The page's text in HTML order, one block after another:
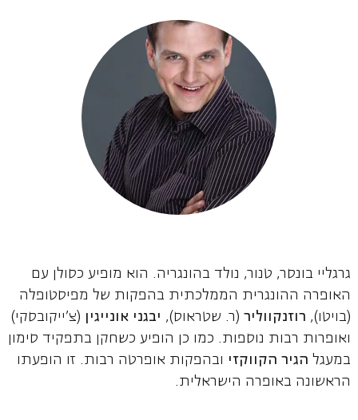
גרגליי בונסר, טנור, נולד בהונגריה. הוא מופיע כסולן עם
האופרה ההונגרית הממלכתית בהפקות של מפיסטופלה
(בויטו), רוזנקווליר(ר. שטראוס), יבגני אונייגין (צ'ייקובסקי)
ואופרות רבות נוספות. כמו כן הופיע כשחקן בתפקיד סימון
במעגל הגיר הקווקזי ובהפקות אופרטה רבות. זו הופעתו
הראשונה באופרה הישראלית.